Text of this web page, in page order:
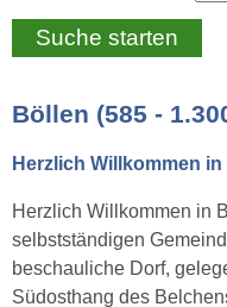
Böllen (585 -
Herzlich Willkommen
Herzlich Willkommen in
selbstständigen
beschauliche Dorf,
Südosthang des